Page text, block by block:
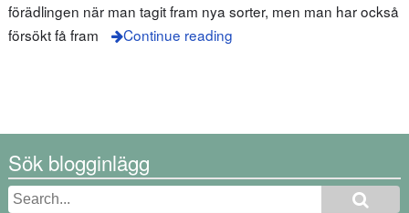
förädlingen när man tagit fram nya sorter, men man har också
försökt få fram
Continue reading
Sök blogginlägg